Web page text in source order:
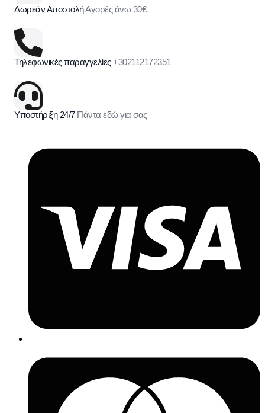
Δωρεάν ΑποστολήΑγορές άνω 30€
Τηλεφωνικές παραγγελίες +302112172351
Υποστήριξη 24/7 Πάντα εδώ για σας